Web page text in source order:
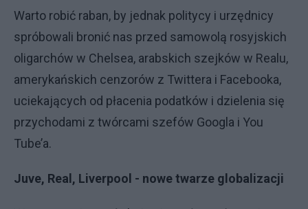
Warto robić raban, by jednak politycy i urzędnicy
spróbowali bronić nas przed samowolą rosyjskich
oligarchów w Chelsea, arabskich szejków w Realu,
amerykańskich cenzorów z Twittera i Facebooka,
uciekających od płacenia podatków i dzielenia się
przychodami z twórcami szefów Googla i You
Tube’a.
Juve, Real, Liverpool - nowe twarze globalizacji